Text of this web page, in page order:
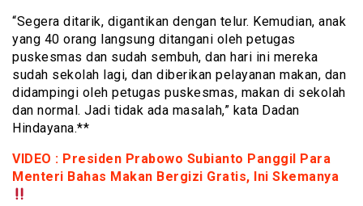
“Segera ditarik, digantikan dengan telur. Kemudian, anak
yang 40 orang langsung ditangani oleh petugas
puskesmas dan sudah sembuh, dan hari ini mereka
sudah sekolah lagi, dan diberikan pelayanan makan, dan
didampingi oleh petugas puskesmas, makan di sekolah
dan normal. Jadi tidak ada masalah,” kata Dadan
Hindayana.**
VIDEO : Presiden Prabowo Subianto Panggil Para
Menteri Bahas Makan Bergizi Gratis, Ini Skemanya